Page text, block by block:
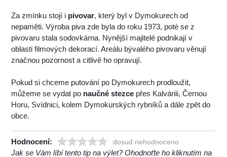
Za zmínku stojí i pivovar, který byl v Dymokurech od
nepaměti. Výroba piva zde byla do roku 1973, poté se z
pivovaru stala sodovkárna. Nynější majitelé podnikají v
oblasti filmových dekorací. Areálu bývalého pivovaru věnují
značnou pozornost a citlivě ho opravují.
Pokud si chceme putování po Dymokurech prodloužit,
můžeme se vydat po naučné stezce přes Kalváriii, Černou
Horu, Svídnici, kolem Dymokurských rybníků a dále zpět do
obce.
Hodnocení: dosud nehodnoceno
Jak se Vám líbí tento tip na výlet? Ohodnoťte ho kliknutím na